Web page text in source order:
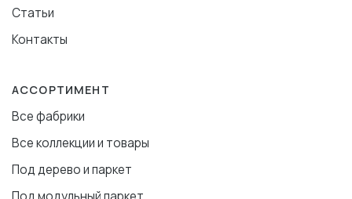
Статьи
Контакты
АССОРТИМЕНТ
Все фабрики
Все коллекции и товары
Под дерево и паркет